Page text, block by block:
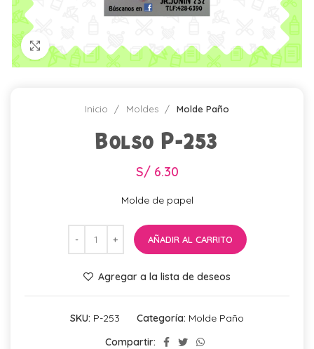
Click para agrandar
Inicio Moldes Molde Paño
Bolso P-253
S/6.30
Molde de papel
AÑADIR AL CARRITO
Agregar a la lista de deseos
SKU: P-253 Categoría: Molde Paño
Compartir: